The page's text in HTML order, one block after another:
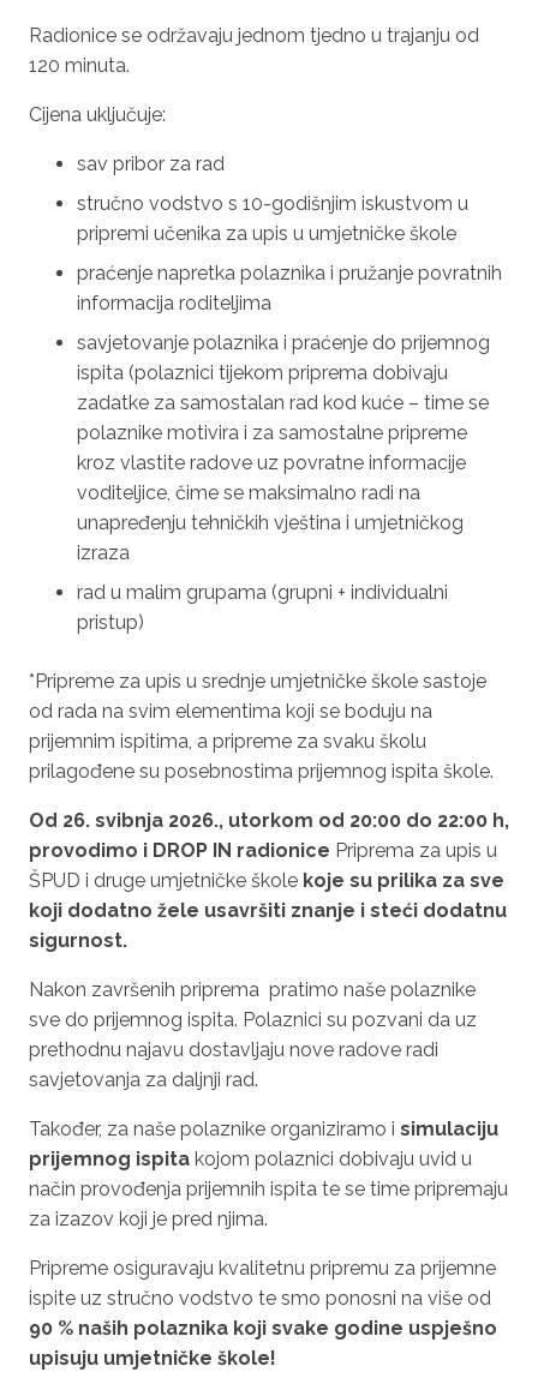
Radionice se održavaju jednom tjedno u trajanju od
120 minuta.
Cijena uključuje:
sav pribor za rad
stručno vodstvo s 10-godišnjim iskustvom u
pripremi učenika za upis u umjetničke škole
praćenje napretka polaznika i pružanje povratnih
informacija roditeljima
savjetovanje polaznika i praćenje do prijemnog
ispita (polaznici tijekom priprema dobivaju
zadatke za samostalan rad kod kuće – time se
polaznike motivira i za samostalne pripreme
kroz vlastite radove uz povratne informacije
voditeljice, čime se maksimalno radi na
unapređenju tehničkih vještina i umjetničkog
izraza
rad u malim grupama (grupni + individualni
pristup)
* Pripreme za upis u srednje umjetničke škole sastoje
od rada na svim elementima koji se boduju na
prijemnim ispitima, a pripreme za svaku školu
prilagođene su posebnostima prijemnog ispita škole.
Od 26. svibnja 2026., utorkom od 20:00 do 22:00 h,
provodimo i DROP IN radionice Priprema za upis u
ŠPUD i druge umjetničke škole koje su prilika za sve
koji dodatno žele usavršiti znanje i steći dodatnu
sigurnost.
Nakon završenih priprema pratimo naše polaznike
sve do prijemnog ispita. Polaznici su pozvani da uz
prethodnu najavu dostavljaju nove radove radi
savjetovanja za daljnji rad.
Također, za naše polaznike organiziramo i simulaciju
prijemnog ispita kojom polaznici dobivaju uvid u
način provođenja prijemnih ispita te se time pripremaju
za izazov koji je pred njima.
Pripreme osiguravaju kvalitetnu pripremu za prijemne
ispite uz stručno vodstvo te smo ponosni na više od
90 % naših polaznika koji svake godine uspješno
upisuju umjetničke škole!